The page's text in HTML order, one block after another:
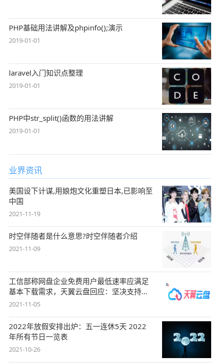
PHP基础用法讲解及phpinfo();演示
2019-01-01
laravel入门知识点整理
2019-01-01
PHP中str_split()函数的用法讲解
2019-01-01
业界资讯
美国设下计谋,用娘炮文化重塑日本,已影响至
中国
2021-11-19
时空伴随者是什么意思?时空伴随者介绍
2021-11-09
工信部称网盘企业免费用户最低速率应满足
基本下载需求，天翼云盘回应：坚决支持，
始终
2021-11-05
2022年放假安排出炉：五一连休5天 2022
年所有节日一览表
2021-10-26